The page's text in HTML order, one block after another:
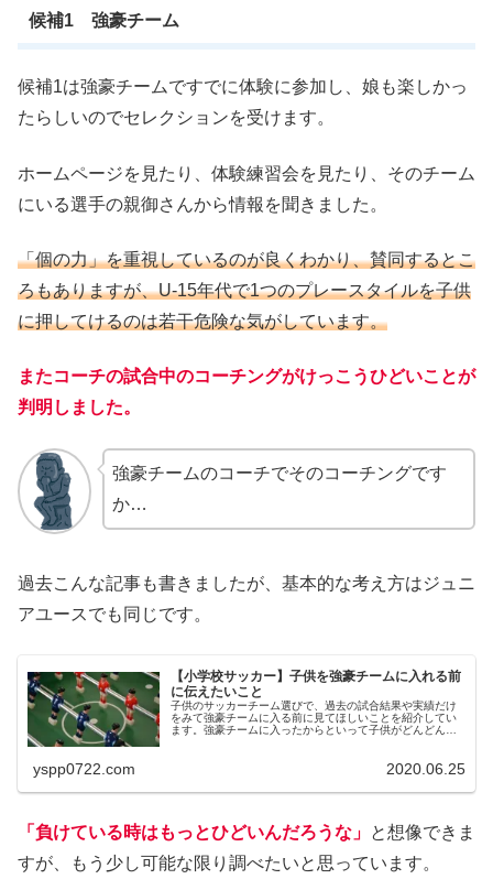
候補1 強豪チーム
候補1は強豪チームですでに体験に参加し、娘も楽しかっ
たらしいのでセレクションを受けます。
ホームページを見たり、体験練習会を見たり、そのチーム
にいる選手の親御さんから情報を聞きました。
「個の力」を重視しているのが良くわかり、賛同するとこ
ろもありますが、U-15年代で1つのプレースタイルを子供
に押してけるのは若干危険な気がしています。
またコーチの試合中のコーチングがけっこうひどいことが
判明しました。
強豪チームのコーチでそのコーチングです
か…
過去こんな記事も書きましたが、基本的な考え方はジュニ
アユースでも同じです。
【小学校サッカー】子供を強豪チームに入れる前
に伝えたいこと
子供のサッカーチーム選びで、過去の試合結果や実績だけ
をみて強豪チームに入る前に見てほしいことを紹介してい
ます。強豪チームに入ったからといって子供がどんどん上
yspp0722.com 2020.06.25
「負けている時はもっとひどいんだろうな」 と想像できま
すが、もう少し可能な限り調べたいと思っています。